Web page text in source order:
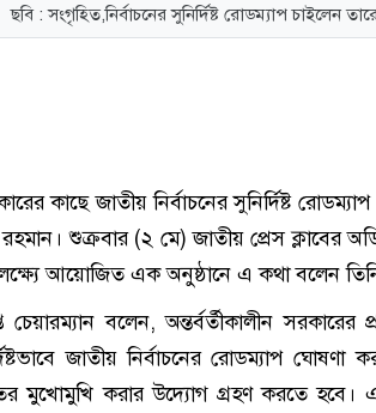
ছবি : সংগৃহিত,নির্বাচনের সুনির্দিষ্ট রোডম্যাপ চাইলেন
কাছে জাতীয় নির্বাচনের সুনির্দিষ্ট
শুক্রবার (২ মে) জাতীয় প্রেস ক্লাবের
আয়োজিত এক অনুষ্ঠানে এ কথা বলেন
চেয়ারম্যান বলেন, অন্তর্বর্তীকালীন
জাতীয় নির্বাচনের রোডম্যাপ
মুখোমুখি করার উদ্যোগ গ্রহণ করতে হবে।